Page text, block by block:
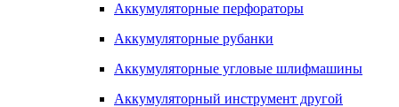
Аккумуляторные перфораторы
Аккумуляторные рубанки
Аккумуляторные угловые шлифмашины
Аккумуляторный инструмент другой